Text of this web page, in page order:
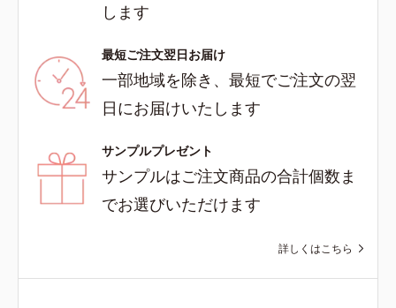
します
最短ご注文翌日お届け
一部地域を除き、最短でご注文の翌
日にお届けいたします
サンプルプレゼント
サンプルはご注文商品の合計個数ま
でお選びいただけます
詳しくはこちら